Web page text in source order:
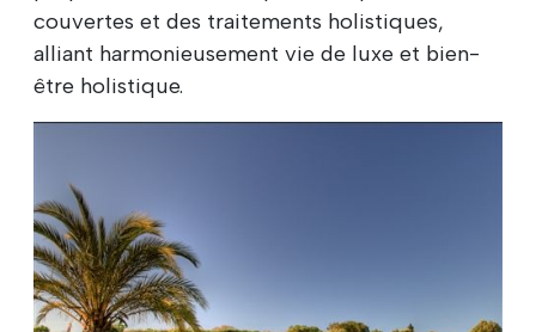
couvertes et des traitements holistiques,
alliant harmonieusement vie de luxe et bien-
être holistique.